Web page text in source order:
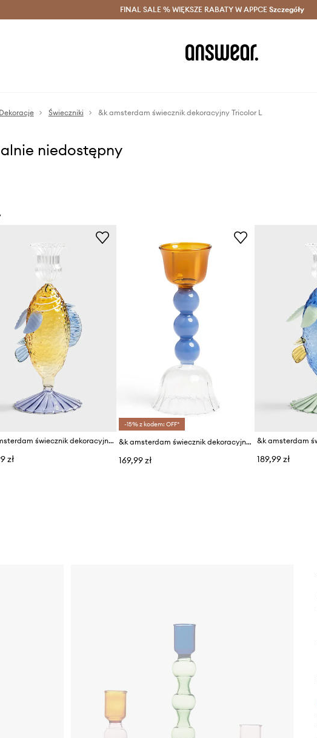
Oszczędzaj z Answear Club > Dostawa nawet w 24h >
FINAL SALE % WIĘKSZE RABATY W APPCE Szczegóły
Dekoracje Świeczniki &k amsterdam świecznik dekoracyjny Tricolor L
niedostępny
&k amsterdam świecznik dekoracyjny fish yellow
zł
-15% z kodem: OFF*
&k amsterdam świecznik dekoracyjny
169,99 zł 189,99 zł